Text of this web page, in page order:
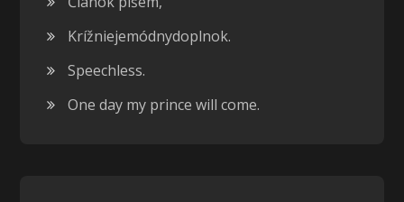
Krížniejemódnydoplnok.
Speechless.
One day my prince will come.